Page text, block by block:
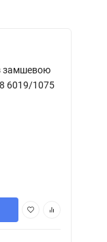
замшевою
6019/1075